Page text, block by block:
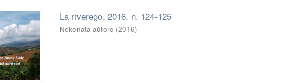
La riverego, 2016, n. 124-125
Nekonata aŭtoro (2016)